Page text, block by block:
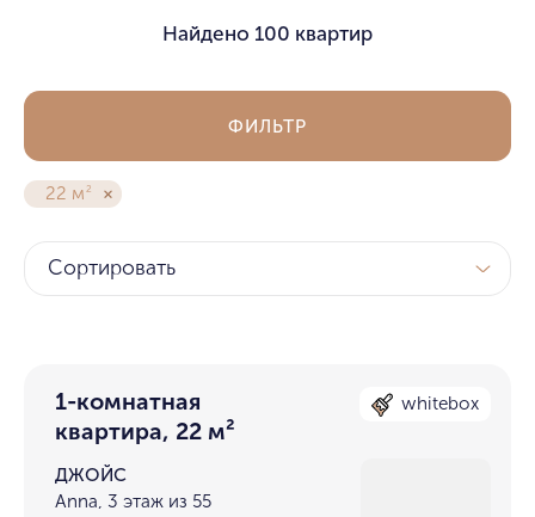
Найдено 100 квартир
22 м 2
ФИЛЬТР
Сортировать
1-комнатная
квартира, 22 м²
whitebox
ДЖОЙС
Anna, 3 этаж из 55